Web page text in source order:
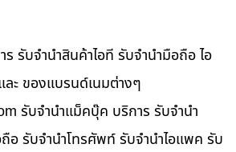
รับจำนำสินค้าไอที รับจำนำมือถือ ไอ
ะ ของแบรนด์เนมต่างๆ
รับจำนำแม็คบุ๊ค บริการ รับจำนำ
อ รับจำนำโทรศัพท์ รับจำนำไอแพค รับ